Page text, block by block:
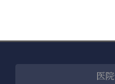
医